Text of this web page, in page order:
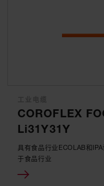
COROFLEX
Li31Y31Y
具有食品行业ECOLAB和
于食品行业